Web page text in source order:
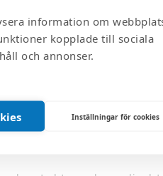
information om
kopplade till sociala
och annonser.
Inställningar för cookies
städningen